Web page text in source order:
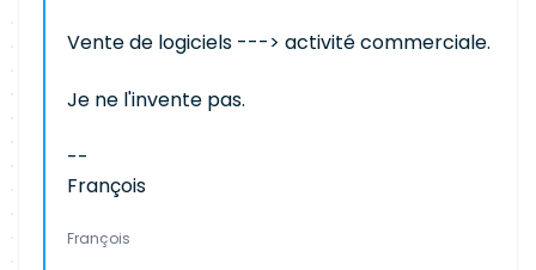
Vente de logiciels ---> activité commerciale.
Je ne l'invente pas.
--
François
François